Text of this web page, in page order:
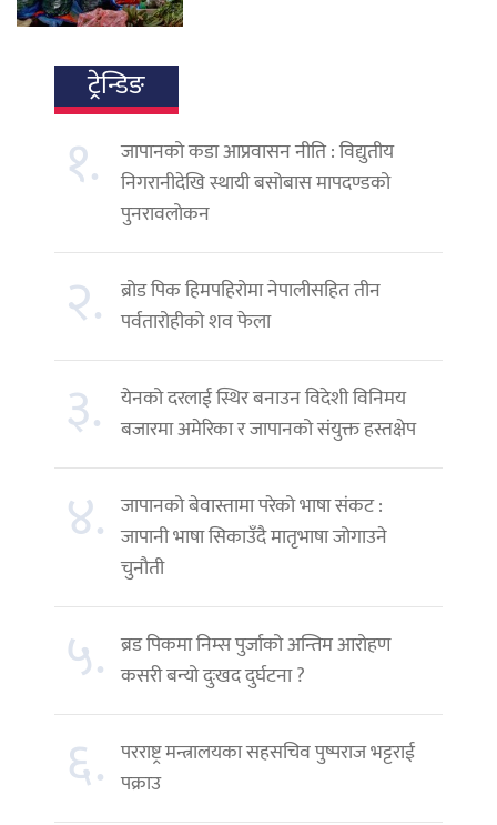
ट्रेन्डिङ
१.
जापानको कडा आप्रवासन नीति : विद्युतीय
निगरानीदेखि स्थायी बसोबास मापदण्डको
पुनरावलोकन
२. ब्रोड पिक हिमपहिरोमा नेपालीसहित तीन
पर्वतारोहीको शव फेला
३.
येनको दरलाई स्थिर बनाउन विदेशी विनिमय
बजारमा अमेरिका र जापानको संयुक्त हस्तक्षेप
४. जापानको बेवास्तामा परेको भाषा संकट :
जापानी भाषा सिकाउँदै मातृभाषा जोगाउने
चुनौती
५. ब्रड पिकमा निम्स पुर्जाको अन्तिम आरोहण
कसरी बन्यो दुःखद दुर्घटना ?
६. परराष्ट्र मन्त्रालयका सहसचिव पुष्पराज भट्टराई
पक्राउ